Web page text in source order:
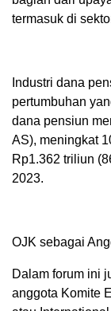
termasuk di
Industri dana
pertumbuhan
dana pensiun
AS), meningkat
Rp1.362 triliun
2023.
OJK sebagai
Dalam forum ini
anggota Komite